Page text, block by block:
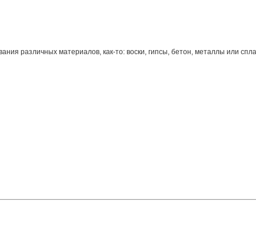
различных материалов, как-то: воски, гипсы, бетон, металлы или